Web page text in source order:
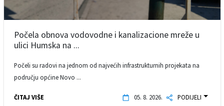
Počela obnova vodovodne i kanalizacione mreže u
ulici Humska na ...
Počeli su radovi na jednom od najvećih infrastrukturnih projekata na
području općine Novo ...
ČITAJ VIŠE 05. 8. 2026. PODIJELI